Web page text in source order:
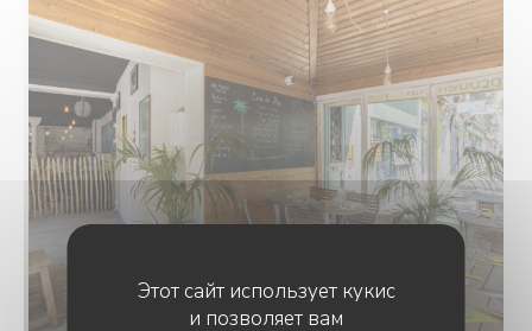
Этот сайт использует кукис
и позволяет вам